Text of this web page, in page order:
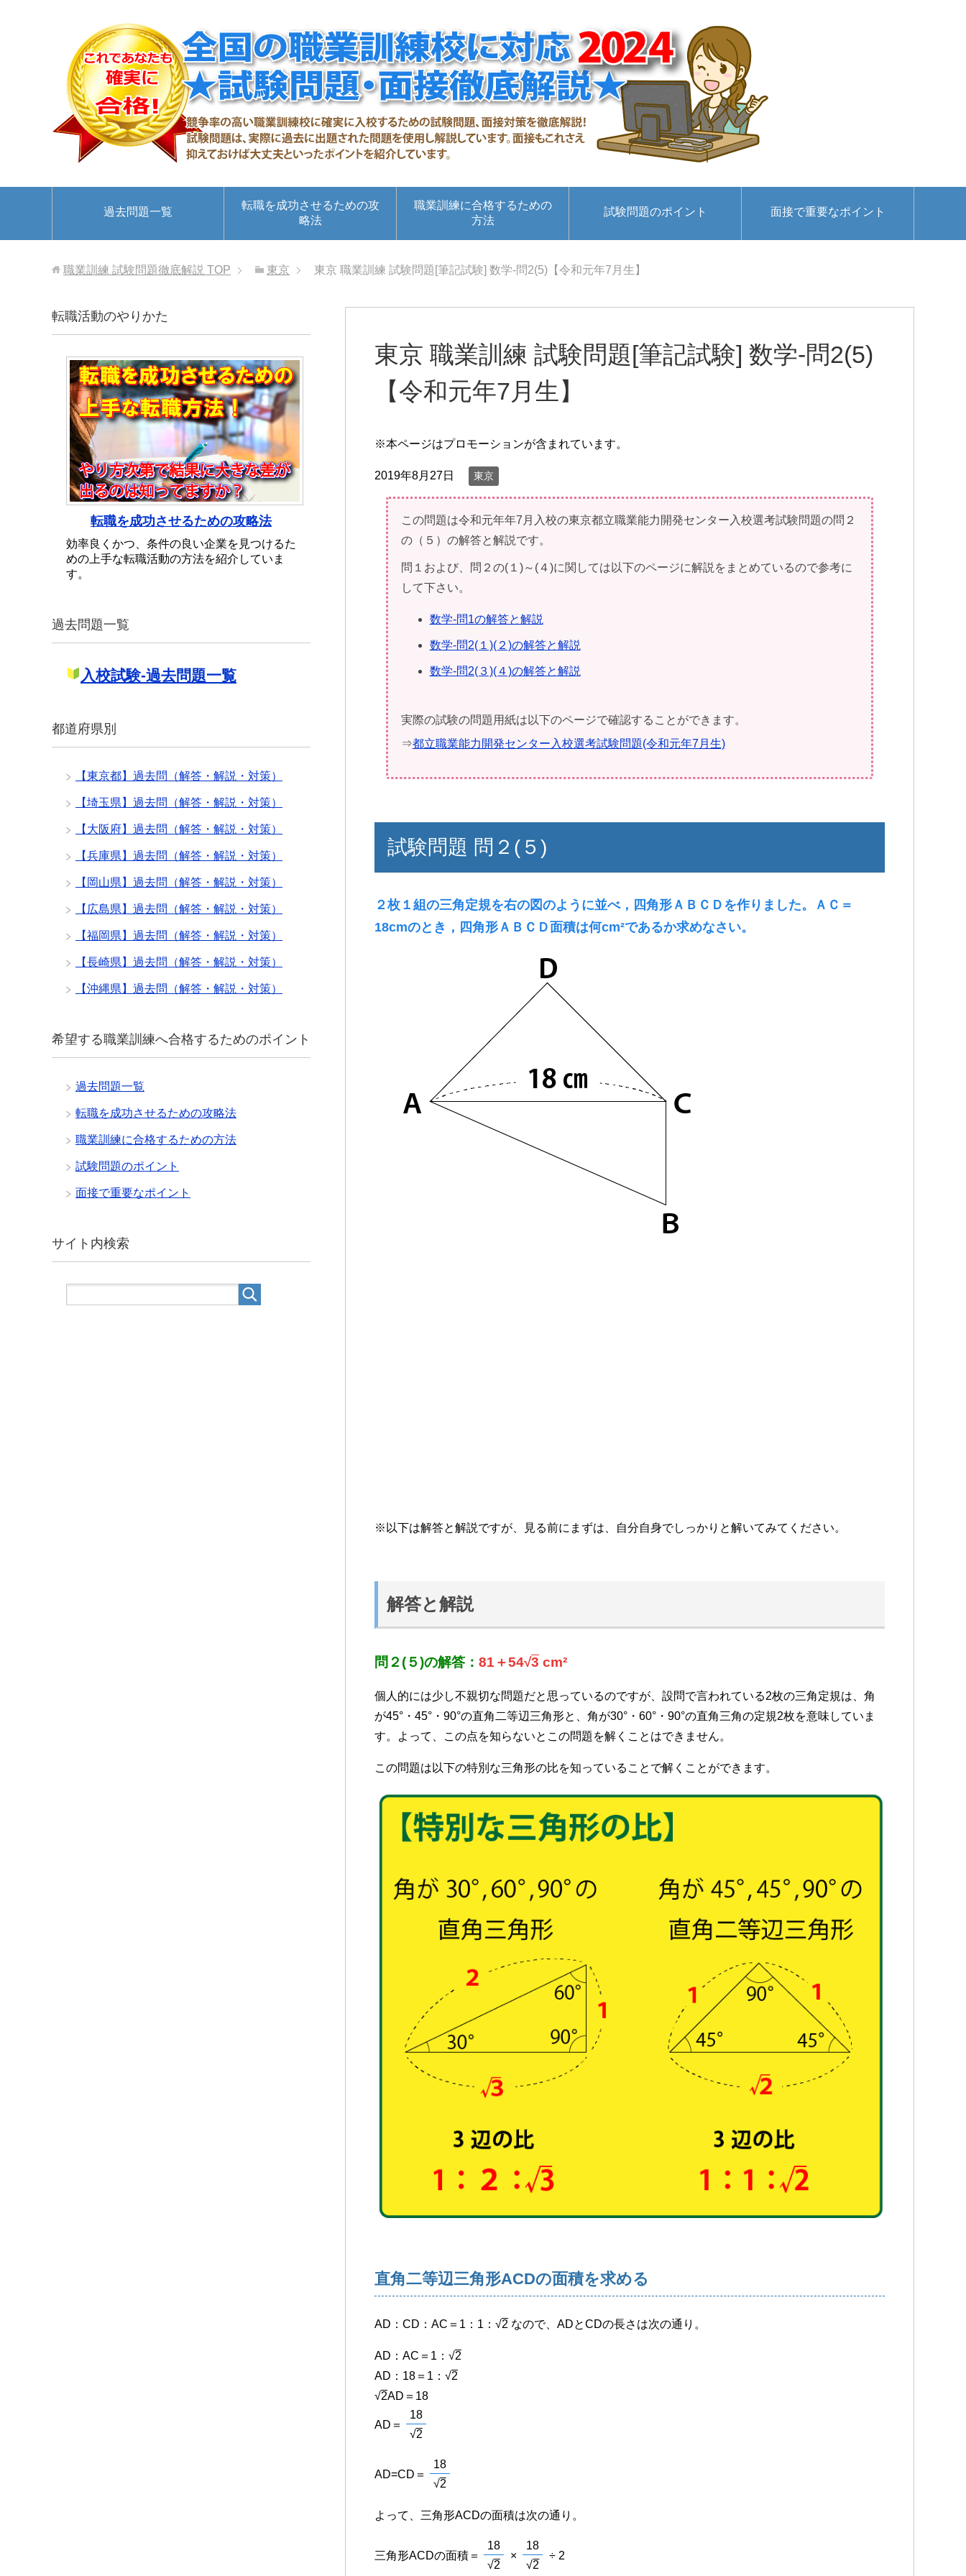
過去問題一覧
転職を成功させるための攻
略法
職業訓練に合格するための
方法
試験問題のポイント 面接で重要なポイント
職業訓練 試験問題徹底解説 TOP 東京 東京 職業訓練 試験問題[筆記試験] 数学-問2(5)【令和元年7月生】
東京 職業訓練 試験問題[筆記試験] 数学-問2(5)
【令和元年7月生】
※本ページはプロモーションが含まれています。
2019年8月27日 東京
この問題は令和元年年7月入校の東京都立職業能力開発センター入校選考試験問題の問２
の（５）の解答と解説です。
問１および、問２の(１)～(４)に関しては以下のページに解説をまとめているので参考に
して下さい。
数学-問1の解答と解説
数学-問2(１)(２)の解答と解説
数学-問2(３)(４)の解答と解説
実際の試験の問題用紙は以下のページで確認することができます。
⇒都立職業能力開発センター入校選考試験問題(令和元年7月生)
試験問題 問２(５)
２枚１組の三角定規を右の図のように並べ，四角形ＡＢＣＤを作りました。ＡＣ＝
18cmのとき，四角形ＡＢＣＤ面積は何cm²であるか求めなさい。
※以下は解答と解説ですが、見る前にまずは、自分自身でしっかりと解いてみてください。
解答と解説
問２(５)の解答： 81＋54√3 cm²
個人的には少し不親切な問題だと思っているのですが、設問で言われている2枚の三角定規は、角
が45°・45°・90°の直角二等辺三角形と、角が30°・60°・90°の直角三角の定規2枚を意味していま
す。よって、この点を知らないとこの問題を解くことはできません。
この問題は以下の特別な三角形の比を知っていることで解くことができます。
直角二等辺三角形ACDの面積を求める
AD：CD：AC＝1：1：√2 なので、ADとCDの長さは次の通り。
AD：AC＝1：√2
AD：18＝1：√2
√2AD＝18
AD＝
18
√2
AD=CD＝
18
√2
よって、三角形ACDの面積は次の通り。
三角形ACDの面積＝
18
√2
×
18
√2
÷ 2
転職活動のやりかた
転職を成功させるための攻略法
効率良くかつ、条件の良い企業を見つけるた
めの上手な転職活動の方法を紹介していま
す。
過去問題一覧
入校試験-過去問題一覧
都道府県別
【東京都】過去問（解答・解説・対策）
【埼玉県】過去問（解答・解説・対策）
【大阪府】過去問（解答・解説・対策）
【兵庫県】過去問（解答・解説・対策）
【岡山県】過去問（解答・解説・対策）
【広島県】過去問（解答・解説・対策）
【福岡県】過去問（解答・解説・対策）
【長崎県】過去問（解答・解説・対策）
【沖縄県】過去問（解答・解説・対策）
希望する職業訓練へ合格するためのポイント
過去問題一覧
転職を成功させるための攻略法
職業訓練に合格するための方法
試験問題のポイント
面接で重要なポイント
サイト内検索